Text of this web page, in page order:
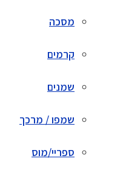
מסכה
קרמים
שמנים
שמפו / מרכך
ספריי/מוס